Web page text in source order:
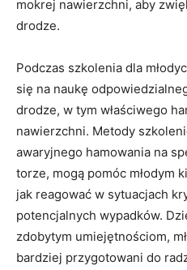
mokrej nawierzchni, ⁤aby
drodze.
Podczas szkolenia ‍dla⁣
się ⁣na naukę‌
drodze, w tym ⁤właściwego
‍nawierzchni. Metody
‍awaryjnego hamowania na
⁣torze, mogą pomóc młodym
jak reagować ⁤w ‍sytuacjach
potencjalnych wypadków.
zdobytym umiejętnościom,
bardziej przygotowani​ do